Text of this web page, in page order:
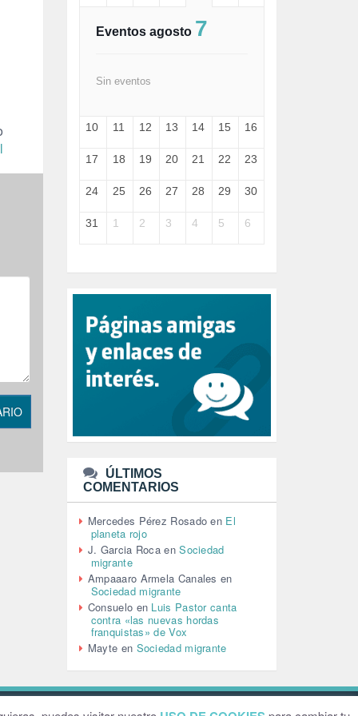
FELICIDAD (1)
FRANCISCO (5)
HUGO ZÁRATE (30)
I A (2)
INDEPENDENCIA (15)
INTELIGENCIA ARTIFICIAL (1)
JANE GOODDALL (1)
JAZZ (1)
JÓVENES (28)
JUSTICIA (13)
LEÓN XIV (5)
LGTBI (1)
MEMORIA HISTÓRICA (232)
MONARQUÍA (26)
NATURALEZA (1)
PALESTINA (8)
PARTICIPACIÓN CIUDADANA (392)
PAZ (2)
PENSIONES (12)
PEPE MUJICA (2)
PESCADORES (1)
POBREZA (2)
POLÍTICA INTERNACIONAL (367)
POLÍTICA VALENCIA (357)
Eventos agosto 7
Sin eventos
10 11 12 13 14 15 16
17 18 19 20 21 22 23
24 25 26 27 28 29 30
31 1 2 3 4 5 6
ÚLTIMOS
COMENTARIOS
Mercedes Pérez Rosado en El
planeta rojo
J. Garcia Roca enSociedad
migrante
Ampaaaro Armela Canales en
Sociedad migrante
Consuelo en Luis Pastor canta
contra «las nuevas hordas
franquistas» de Vox
Mayte en Sociedad migrante